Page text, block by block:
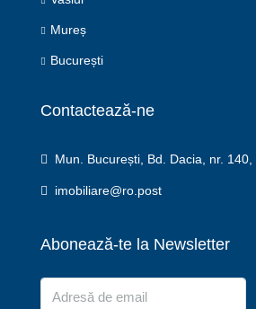
Mureș
București
Contactează-ne
Mun. București, Bd. Dacia, nr. 140,
imobiliare@ro.post
Abonează-te la Newsletter